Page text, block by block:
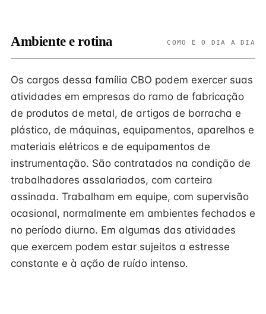
Ambiente e rotina COMO É O DIA A DIA
Os cargos dessa família CBO podem exercer suas
atividades em empresas do ramo de fabricação
de produtos de metal, de artigos de borracha e
plástico, de máquinas, equipamentos, aparelhos e
materiais elétricos e de equipamentos de
instrumentação. São contratados na condição de
trabalhadores assalariados, com carteira
assinada. Trabalham em equipe, com supervisão
ocasional, normalmente em ambientes fechados e
no período diurno. Em algumas das atividades
que exercem podem estar sujeitos a estresse
constante e à ação de ruído intenso.